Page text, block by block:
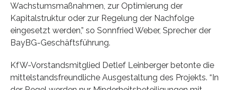
Wachstumsmaßnahmen, zur Optimierung der
Kapitalstruktur oder zur Regelung der Nachfolge
eingesetzt werden,” so Sonnfried Weber, Sprecher der
BayBG-Geschäftsführung.
KfW-Vorstandsmitglied Detlef Leinberger betonte die
mittelstandsfreundliche Ausgestaltung des Projekts. “In